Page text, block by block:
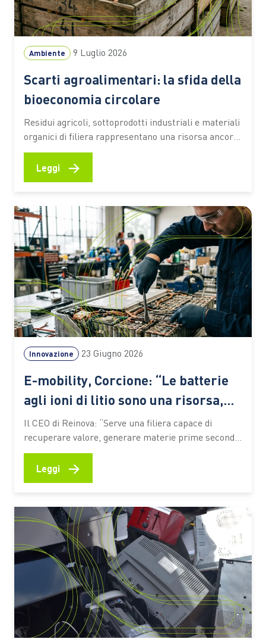
Ambiente 9 Luglio 2026
Scarti agroalimentari: la sfida della
bioeconomia circolare
Residui agricoli, sottoprodotti industriali e materiali
organici di filiera rappresentano una risorsa ancora
sottoutilizzata. Secondo una stima dell’Università
Cattolica, circa il 70% resta fuori da percorsi di
lascia dietro di sé una grande quantità di residui.
Paglia, potature,…
Leggi →
Innovazione 23 Giugno 2026
E-mobility, Corcione: “Le batterie
agli ioni di litio sono una risorsa,
non un rifiuto”
Il CEO di Reinova: “Serve una filiera capace di
recuperare valore, generare materie prime seconde
e preparare il Paese alle sfide della transizione
energetica. Le competenze saranno il fattore
automotive e pone nuove sfide lungo l’intero ciclo di
vita dei veicoli.…
Leggi →